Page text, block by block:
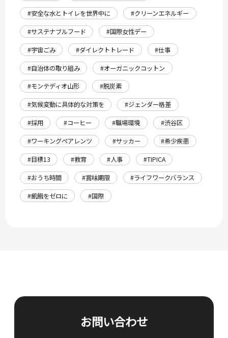
#安全な水とトイレを世界中に
#クリーンエネルギー
#サステナブルフード
#国際女性デー
#宇宙ごみ
#ダイレクトトレード
#仕事
#自治体の取り組み
#オーガニックコットン
#モンテディオ山形
#脱炭素
#気候変動に具体的な対策を
#ジェンダー格差
#採用
#コーヒー #職場環境
#渋谷区
#ワーキングペアレンツ
#サッカー
#希少疾患
#目標13
#教育 #人事
#TIPICA
#おうち時間
#賞味期限
#ライフワークバランス
#飢餓をゼロに
#国際
お問い合わせ